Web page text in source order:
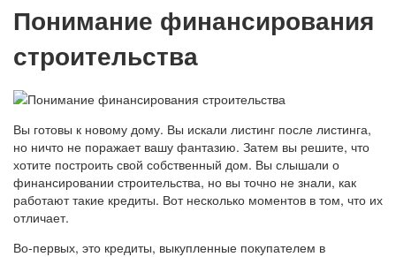
Понимание финансирования
строительства
Вы готовы к новому дому. Вы искали листинг после листинга,
но ничто не поражает вашу фантазию. Затем вы решите, что
хотите построить свой собственный дом. Вы слышали о
финансировании строительства, но вы точно не знали, как
работают такие кредиты. Вот несколько моментов в том, что их
отличает.
Во-первых, это кредиты, выкупленные покупателем в